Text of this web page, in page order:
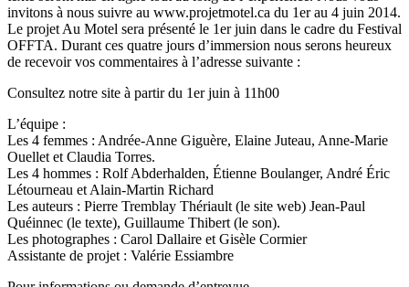
invitons à nous suivre au www.projetmotel.ca du 1er au 4 juin 2014.
Le projet Au Motel sera présenté le 1er juin dans le cadre du Festival
OFFTA. Durant ces quatre jours d’immersion nous serons heureux
de recevoir vos commentaires à l’adresse suivante :
Consultez notre site à partir du 1er juin à 11h00
L’équipe :
Les 4 femmes : Andrée-Anne Giguère, Elaine Juteau, Anne-Marie
Ouellet et Claudia Torres.
Les 4 hommes : Rolf Abderhalden, Étienne Boulanger, André Éric
Létourneau et Alain-Martin Richard
Les auteurs : Pierre Tremblay Thériault (le site web) Jean-Paul
Quéinnec (le texte), Guillaume Thibert (le son).
Les photographes : Carol Dallaire et Gisèle Cormier
Assistante de projet : Valérie Essiambre